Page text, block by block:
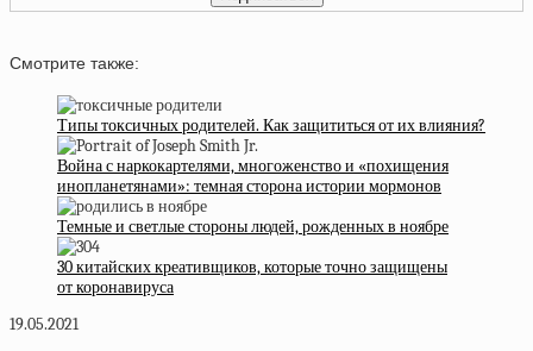
Смотрите также:
Типы токсичных родителей. Как защититься от их влияния?
Война с наркокартелями, многоженство и «похищения
инопланетянами»: темная сторона истории мормонов
Темные и светлые стороны людей, рожденных в ноябре
30 китайских креативщиков, которые точно защищены
от коронавируса
19.05.2021